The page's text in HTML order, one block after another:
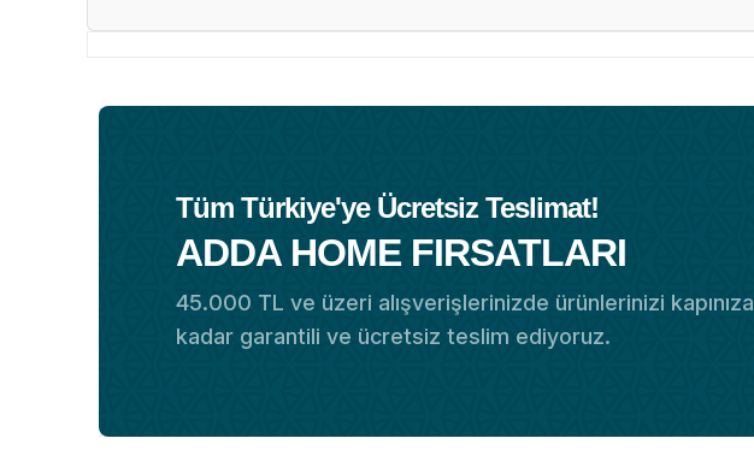
Tüm Türkiye'ye Ücretsiz Teslimat!
ADDA HOME FIRSATLARI
45.000 TL ve üzeri alışverişlerinizde ürünlerinizi kapınıza
kadar garantili ve ücretsiz teslim ediyoruz.